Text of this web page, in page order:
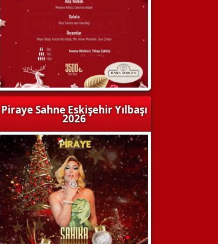
Piraye Sahne Eskişehir Yılbaşı
2026